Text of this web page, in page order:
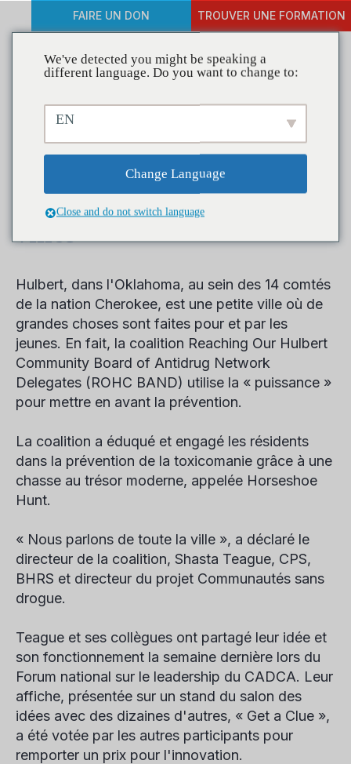
FAIRE UN DON TROUVER UNE FORMATION
Coalitions en action : le jeu
des coalitions ROHC Band
et ROHC STARS apporte de
la musique aux oreilles des
villes
Hulbert, dans l'Oklahoma, au sein des 14 comtés
de la nation Cherokee, est une petite ville où de
grandes choses sont faites pour et par les
jeunes. En fait, la coalition Reaching Our Hulbert
Community Board of Antidrug Network
Delegates (ROHC BAND) utilise la « puissance »
pour mettre en avant la prévention.
La coalition a éduqué et engagé les résidents
dans la prévention de la toxicomanie grâce à une
chasse au trésor moderne, appelée Horseshoe
Hunt.
« Nous parlons de toute la ville », a déclaré le
directeur de la coalition, Shasta Teague, CPS,
BHRS et directeur du projet Communautés sans
drogue.
Teague et ses collègues ont partagé leur idée et
son fonctionnement la semaine dernière lors du
Forum national sur le leadership du CADCA. Leur
affiche, présentée sur un stand du salon des
idées avec des dizaines d'autres, « Get a Clue »,
a été votée par les autres participants pour
remporter un prix pour l'innovation.
We've detected you might be speaking a
different language. Do you want to change to:
EN
Change Language
Close and do not switch language